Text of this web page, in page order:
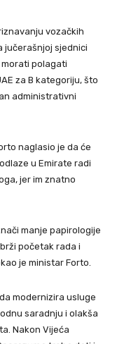
vozačkih
jučerašnjoj sjednici
morati polagati
za B kategoriju, što
administrativni
naglasio je da će
u Emirate radi
jer im znatno
manje papirologije
početak rada i
je ministar Forto.
modernizira usluge
saradnju i olakša
Nakon Vijeća